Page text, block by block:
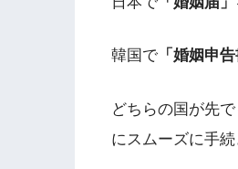
韓国で 「婚姻申告
どちらの国が先
にスムーズに手